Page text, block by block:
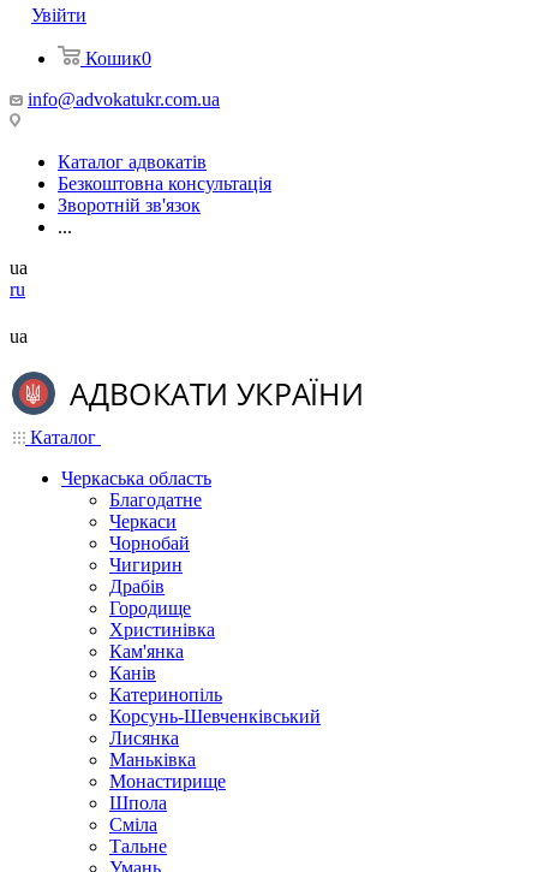
Увійти
Кошик0
info@advokatukr.com.ua
Каталог адвокатів
Безкоштовна консультація
Зворотній зв'язок
...
ua
ru
ua
Каталог
Черкаська область
Благодатне
Черкаси
Чорнобай
Чигирин
Драбів
Городище
Христинівка
Кам'янка
Канів
Катеринопіль
Корсунь-Шевченківський
Лисянка
Маньківка
Монастирище
Шпола
Сміла
Тальне
Умань